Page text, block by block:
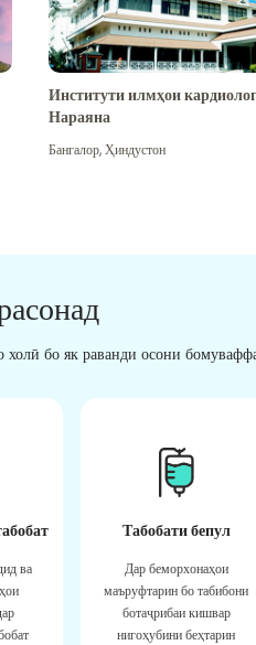
Институти илмҳои
Нараяна
Бангалор,Ҳиндустон
бо як раванди осони
ва
Табобати бепул
Дар беморхонаҳои
маъруфтарин бо табибони
ботаҷрибаи кишвар
нигоҳубини беҳтарин